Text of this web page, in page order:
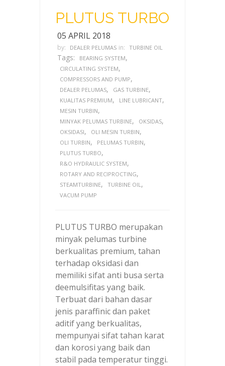
PLUTUS TURBO
05 APRIL 2018
by: DEALER PELUMAS in: TURBINE OIL
Tags: BEARING SYSTEM,
CIRCULATING SYSTEM,
COMPRESSORS AND PUMP,
DEALER PELUMAS, GAS TURBINE,
KUALITAS PREMIUM, LINE LUBRICANT,
MESIN TURBIN,
MINYAK PELUMAS TURBINE, OKSIDAS,
OKSIDASI, OLI MESIN TURBIN,
OLI TURBIN, PELUMAS TURBIN,
PLUTUS TURBO,
R&O HYDRAULIC SYSTEM,
ROTARY AND RECIPROCTING,
STEAMTURBINE, TURBINE OIL,
VACUM PUMP
PLUTUS TURBO merupakan
minyak pelumas turbine
berkualitas premium, tahan
terhadap oksidasi dan
memiliki sifat anti busa serta
deemulsifitas yang baik.
Terbuat dari bahan dasar
jenis paraffinic dan paket
aditif yang berkualitas,
mempunyai sifat tahan karat
dan korosi yang baik dan
stabil pada temperatur tinggi.